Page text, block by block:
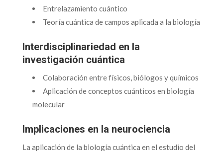
Entrelazamiento cuántico
Teoría cuántica de campos aplicada a la biología
Interdisciplinariedad en la
investigación cuántica
Colaboración entre físicos, biólogos y químicos
Aplicación de conceptos cuánticos en biología
molecular
Implicaciones en la neurociencia
La aplicación de la biología cuántica en el estudio del